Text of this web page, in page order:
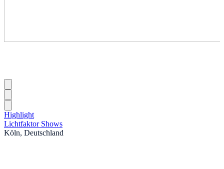
Highlight
Lichtfaktor Shows
Köln, Deutschland